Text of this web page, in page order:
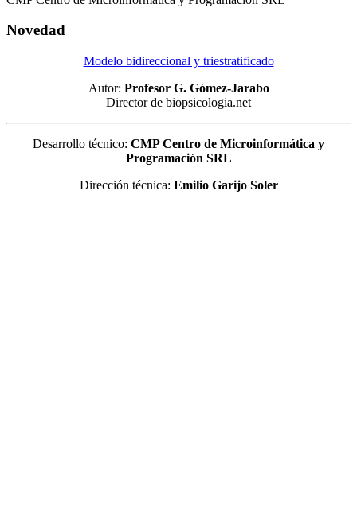
Novedad
Modelo bidireccional y triestratificado
Autor: Profesor G. Gómez-Jarabo
Director de biopsicologia.net
Desarrollo técnico: CMP Centro de Microinformática y
Programación SRL
Dirección técnica: Emilio Garijo Soler